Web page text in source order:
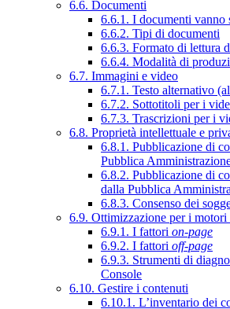
6.6. Documenti
6.6.1. I documenti vanno
6.6.2. Tipi di documenti
6.6.3. Formato di lettura
6.6.4. Modalità di
6.7. Immagini e video
6.7.1. Testo alternativo
6.7.2. Sottotitoli per i
6.7.3. Trascrizioni per i
6.8. Proprietà intellettuale e
6.8.1. Pubblicazione di
Pubblica
6.8.2. Pubblicazione di
dalla Pubblica
6.8.3. Consenso dei
6.9. Ottimizzazione per i
6.9.1. I fattori on-page
6.9.2. I fattori off-page
6.9.3. Strumenti di
Console
6.10. Gestire i contenuti
6.10.1. L’inventario dei